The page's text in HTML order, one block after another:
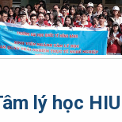
lý học